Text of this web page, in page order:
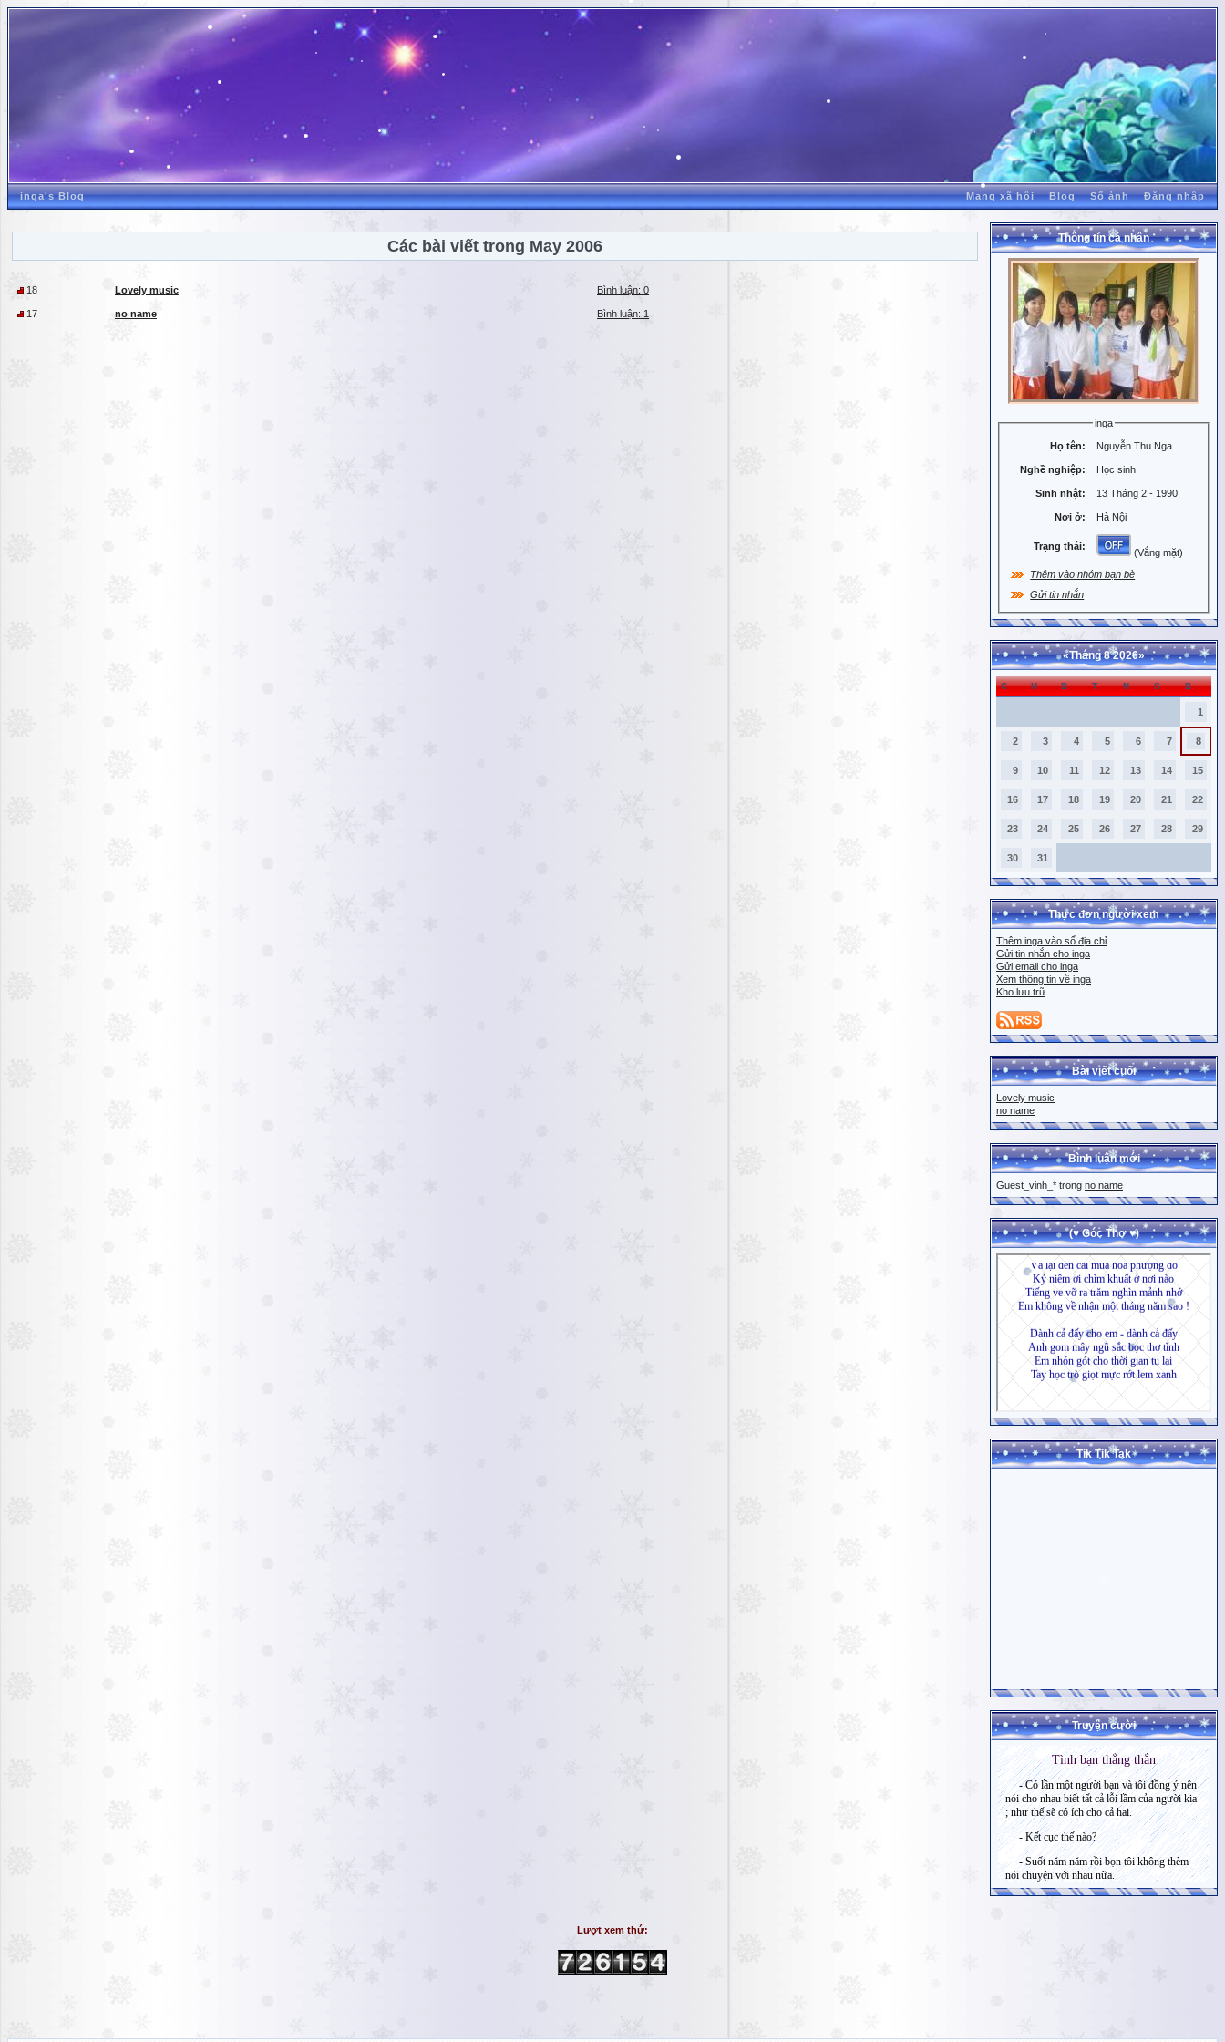
inga's Blog Mạng xã hội Blog Sổ ảnh Đăng nhập
Các bài viết trong May 2006
18 Lovely music Bình luận: 0
17 no name Bình luận: 1
Thông tin cá nhân
inga
Họ tên: Nguyễn Thu Nga
Nghề nghiệp: Học sinh
Sinh nhật: 13 Tháng 2 - 1990
Nơi ở: Hà Nội
Trạng thái:
(Vắng mặt)
Thêm vào nhóm bạn bè
Gửi tin nhắn
«Tháng 8 2026»
C H B T N S B
1
2 3 4 5 6 7 8
9 10 11 12 13 14 15
16 17 18 19 20 21 22
23 24 25 26 27 28 29
30 31
Thực đơn người xem
Thêm inga vào sổ địa chỉ
Gửi tin nhắn cho inga
Gửi email cho inga
Xem thông tin về inga
Kho lưu trữ
Bài viết cuối
Lovely music
no name
Bình luận mới
Guest_vinh_* trong no name
(♥ Góc Thơ ♥)
Tik Tik Tak
Truyện cười
Lượt xem thứ: